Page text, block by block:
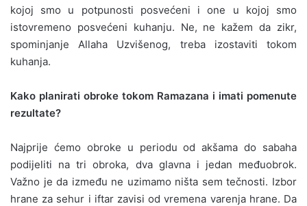
kojoj smo u potpunosti posvećeni i one u kojoj smo
istovremeno posvećeni kuhanju. Ne, ne kažem da zikr,
spominjanje Allaha Uzvišenog, treba izostaviti tokom
kuhanja.
Kako planirati obroke tokom Ramazana i imati pomenute
rezultate?
Najprije ćemo obroke u periodu od akšama do sabaha
podijeliti na tri obroka, dva glavna i jedan međuobrok.
Važno je da između ne uzimamo ništa sem tečnosti. Izbor
hrane za sehur i iftar zavisi od vremena varenja hrane. Da